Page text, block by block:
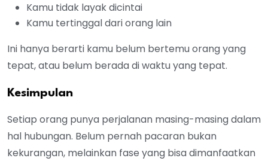
Kamu tidak layak dicintai
Kamu tertinggal dari orang lain
Ini hanya berarti kamu belum bertemu orang yang
tepat, atau belum berada di waktu yang tepat.
Kesimpulan
Setiap orang punya perjalanan masing-masing dalam
hal hubungan. Belum pernah pacaran bukan
kekurangan, melainkan fase yang bisa dimanfaatkan